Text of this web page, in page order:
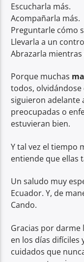
Escucharla más.
Acompañarla más.
Preguntarle cómo
Llevarla a un
Abrazarla
Porque muchas
todos, olvidándose
siguieron adelante
preocupadas o
estuvieran bien.
Y tal vez el tiempo
entiende que ellas
Un saludo muy
Ecuador. Y, de
Cando.
Gracias por darme
en los días
cuidados que